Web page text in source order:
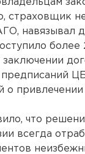
страховщик
навязывал
о
что
всегда